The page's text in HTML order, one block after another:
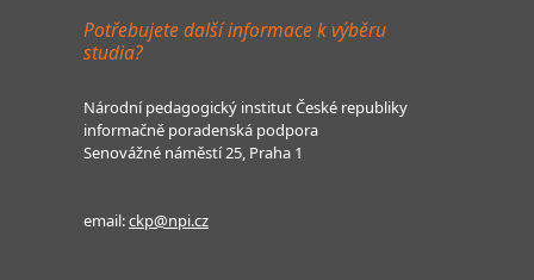
Potřebujete další informace k výběru
studia?
Národní pedagogický institut České republiky
informačně poradenská podpora
Senovážné náměstí 25, Praha 1
email:ckp@npi.cz